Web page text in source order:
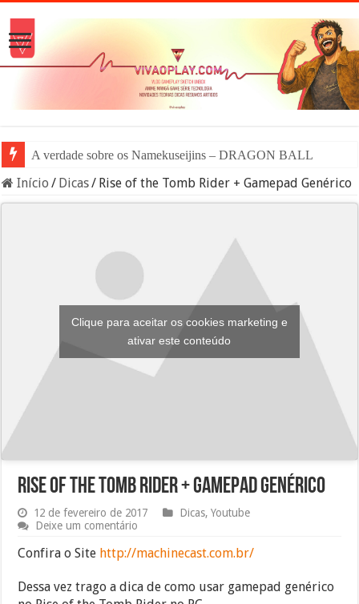
A verdade sobre os Namekuseijins – DRAGON BALL #News
Início / Dicas/ Rise of the Tomb Rider + Gamepad Genérico
Clique para aceitar os cookies marketing e
ativar este conteúdo
Rise of the Tomb Rider + Gamepad Genérico
12 de fevereiro de 2017 Dicas,Youtube
Deixe um comentário
Confira o Site http://machinecast.com.br/
Dessa vez trago a dica de como usar gamepad genérico